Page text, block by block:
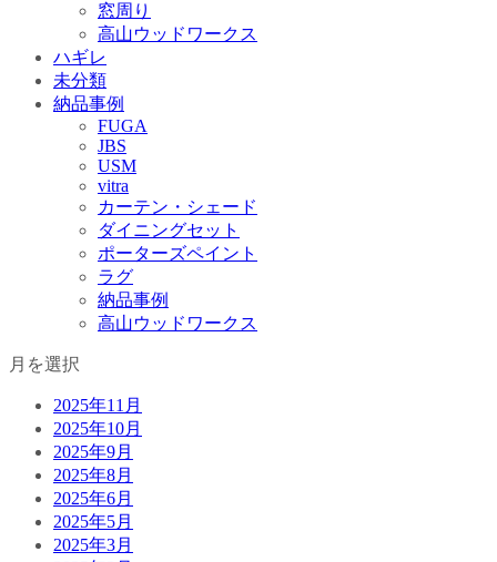
窓周り
高山ウッドワークス
ハギレ
未分類
納品事例
FUGA
JBS
USM
vitra
カーテン・シェード
ダイニングセット
ポーターズペイント
ラグ
納品事例
高山ウッドワークス
月を選択
2025年11月
2025年10月
2025年9月
2025年8月
2025年6月
2025年5月
2025年3月